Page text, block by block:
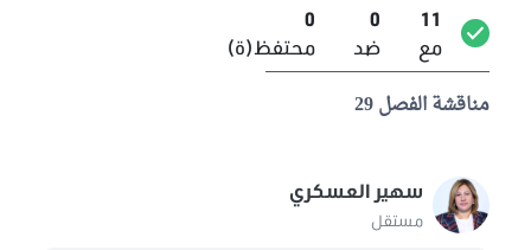
11
مع
0
ضد
0
محتفظ(ة)
مناقشة الفصل 29
سهير العسكري
مستقل